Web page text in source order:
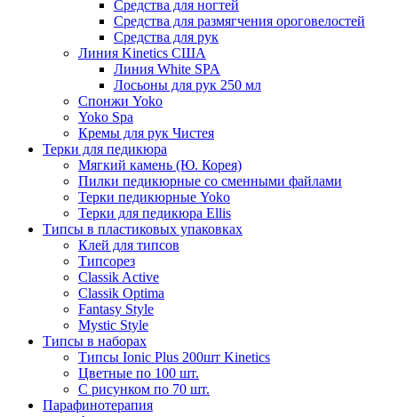
Средства для ногтей
Средства для размягчения ороговелостей
Средства для рук
Линия Kinetics США
Линия White SPA
Лосьоны для рук 250 мл
Спонжи Yoko
Yoko Spa
Кремы для рук Чистея
Терки для педикюра
Мягкий камень (Ю. Корея)
Пилки педикюрные со сменными файлами
Терки педикюрные Yoko
Терки для педикюра Ellis
Типсы в пластиковых упаковках
Клей для типсов
Типсорез
Classik Active
Classik Optima
Fantasy Style
Mystic Style
Типсы в наборах
Типсы Ionic Plus 200шт Kinetics
Цветные по 100 шт.
С рисунком по 70 шт.
Парафинотерапия